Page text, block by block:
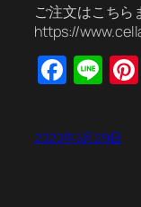
ご注文はこちら
https://
2020年5月29日